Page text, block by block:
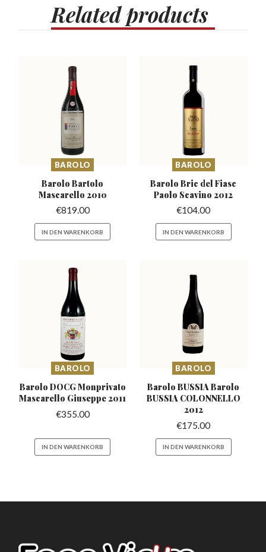
Relatedproducts
BAROLO
Barolo Bartolo
Mascarello 2010
€819.00
IN DEN WARENKORB
BAROLO
Barolo Bric del Fiasc
Paolo Scavino 2012
€104.00
IN DEN WARENKORB
BAROLO
Barolo DOCG Monprivato
Mascarello Giuseppe 2011
€355.00
IN DEN WARENKORB
BAROLO
Barolo BUSSIA Barolo
BUSSIA COLONNELLO
2012
€175.00
IN DEN WARENKORB